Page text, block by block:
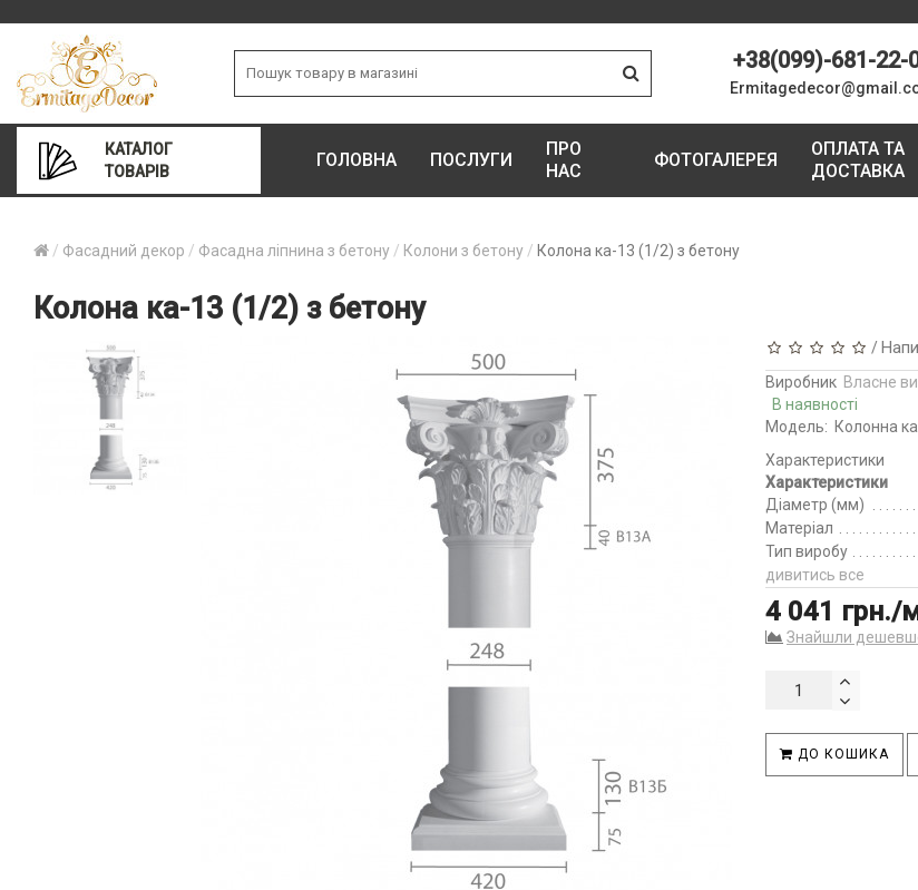
+38(099)-681-22-
КАТАЛОГ
ТОВАРІВ
ГОЛОВНА ПОСЛУГИ
ПРО
НАС
ФОТОГАЛЕРЕЯ
ОПЛАТА ТА
ДОСТАВКА
Фасадний декор Фасадна ліпнина з бетону Колони з бетону Колона ка-13 (1/2) з бетону
Колона ка-13 (1/2) з бетону
/
Виробник Власне
В наявності
Модель: Колонна
Характеристики
Характеристики
Діаметр (мм)
Матеріал
Тип виробу
дивитись все
4 041 грн./
Знайшли
ДО КОШИКА